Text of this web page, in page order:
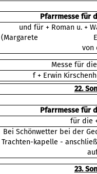
Pfarrmesse für
und für + Roman u. +
(Margarete
von
Messe für
f + Erwin
22.
Pfarrmesse für
für die
Bei Schönwetter bei der
Trachten-kapelle -
23.